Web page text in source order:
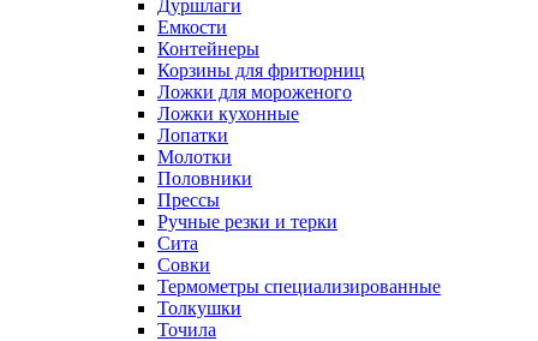
Дуршлаги
Емкости
Контейнеры
Корзины для фритюрниц
Ложки для мороженого
Ложки кухонные
Лопатки
Молотки
Половники
Прессы
Ручные резки и терки
Сита
Совки
Термометры специализированные
Толкушки
Точила